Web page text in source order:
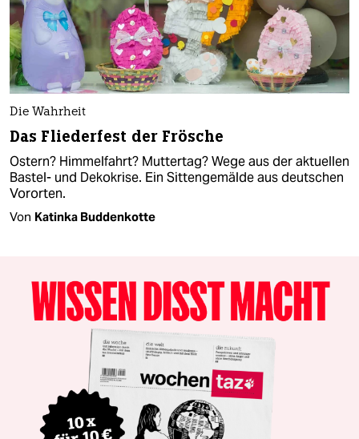
Die Wahrheit
Das Fliederfest der Frösche
Ostern? Himmelfahrt? Muttertag? Wege aus der aktuellen
Bastel- und Dekokrise. Ein Sittengemälde aus deutschen
Vororten.
Von Katinka Buddenkotte